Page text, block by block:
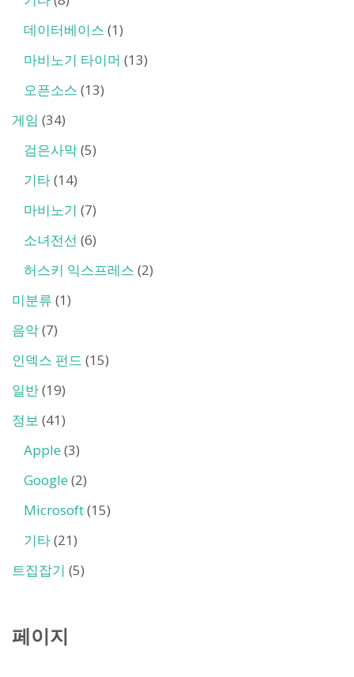
데이터베이스 (1)
마비노기 타이머 (13)
오픈소스 (13)
게임 (34)
검은사막(5)
기타(14)
마비노기 (7)
소녀전선 (6)
허스키 익스프레스 (2)
미분류 (1)
음악(7)
인덱스 펀드 (15)
일반(19)
정보 (41)
Apple (3)
Google (2)
Microsoft(15)
기타(21)
트집잡기 (5)
페이지